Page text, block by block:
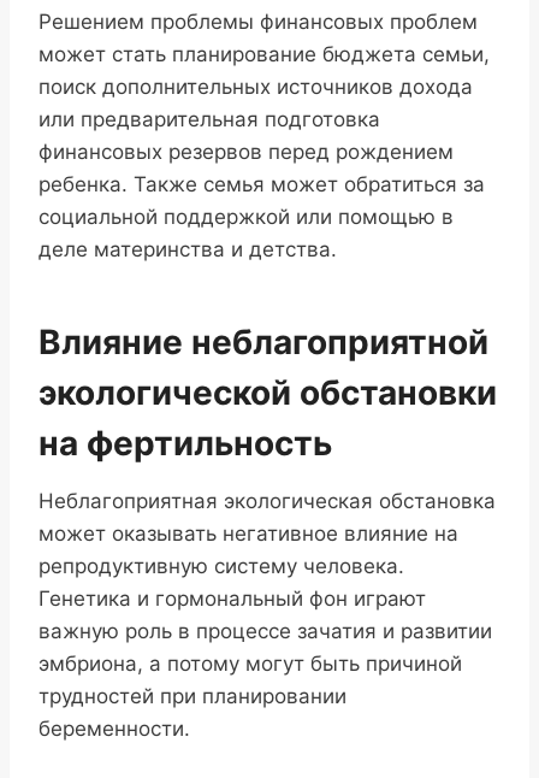
Решением проблемы финансовых проблем
может стать планирование бюджета семьи,
поиск дополнительных источников дохода
или предварительная подготовка
финансовых резервов перед рождением
ребенка. Также семья может обратиться за
социальной поддержкой или помощью в
деле материнства и детства.
Влияние неблагоприятной
экологической обстановки
на фертильность
Неблагоприятная экологическая обстановка
может оказывать негативное влияние на
репродуктивную систему человека.
Генетика и гормональный фон играют
важную роль в процессе зачатия и развитии
эмбриона, а потому могут быть причиной
трудностей при планировании
беременности.